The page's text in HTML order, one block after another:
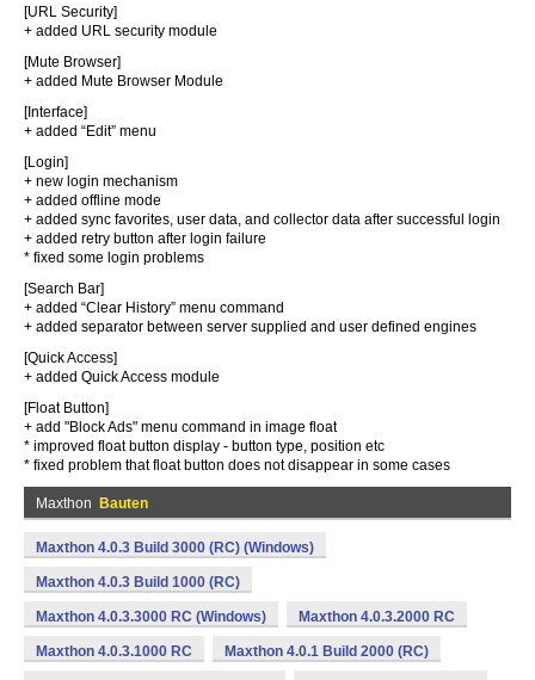
[URL Security]
+ added URL security module
[Mute Browser]
+ added Mute Browser Module
[Interface]
+ added “Edit” menu
[Login]
+ new login mechanism
+ added offline mode
+ added sync favorites, user data, and collector data after successful login
+ added retry button after login failure
* fixed some login problems
[Search Bar]
+ added “Clear History” menu command
+ added separator between server supplied and user defined engines
[Quick Access]
+ added Quick Access module
[Float Button]
+ add "Block Ads" menu command in image float
* improved float button display - button type, position etc
* fixed problem that float button does not disappear in some cases
Maxthon Bauten
Maxthon 4.0.3 Build 3000 (RC) (Windows)
Maxthon 4.0.3 Build 1000 (RC)
Maxthon 4.0.3.3000 RC (Windows) Maxthon 4.0.3.2000 RC
Maxthon 4.0.3.1000 RC Maxthon 4.0.1 Build 2000 (RC)